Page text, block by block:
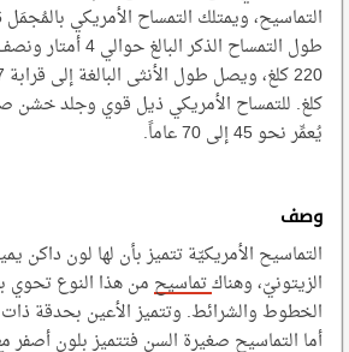
طول التمساح الذكر
كلغ. للتمساح الأمريكي ذيل قوي وجلد خشن
يُعمِّر نحو 45 إلى 70 عاماً.
وصف
التماسيح الأمريكيّة تتميز بأن لها لون داكن
الزيتونيّ، وهناك تماسيح من هذا النوع تحوي
الخطوط والشرائط. وتتميز الأعين بحدقة
أما التماسيح صغيرة السن فتتميز بلون أصفر